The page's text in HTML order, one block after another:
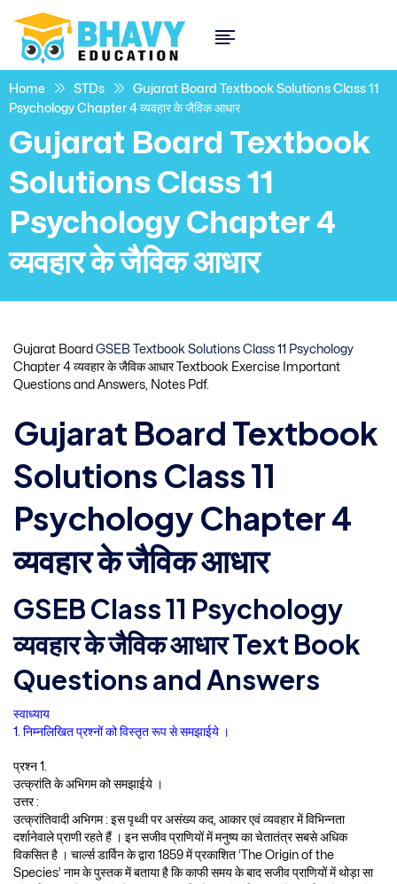
Home STDs
Gujarat Board Textbook Solutions Class 11
Psychology Chapter 4 व्यवहार के जैविक आधार
Gujarat Board Textbook
Solutions Class 11
Psychology Chapter 4
व्यवहार के जैविक आधार
Gujarat Board GSEB Textbook Solutions Class 11 Psychology
Chapter 4 व्यवहार के जैविक आधार Textbook Exercise Important
Questions and Answers, Notes Pdf.
Gujarat Board Textbook
Solutions Class 11
Psychology Chapter 4
व्यवहार के जैविक आधार
GSEB Class 11 Psychology
व्यवहार के जैविक आधार Text Book
Questions and Answers
स्वाध्याय
1. निम्नलिखित प्रश्नों को विस्तृत रूप से समझाईये ।
प्रश्न 1.
उत्क्रांति के अभिगम को समझाईये ।
उत्तर :
उत्क्रांतिवादी अभिगम : इस पृथ्वी पर असंख्य कद, आकार एवं व्यवहार में विभिन्नता
दर्शानेवाले प्राणी रहते हैं । इन सजीव प्राणियों में मनुष्य का चेतातंत्र सबसे अधिक
विकसित है । चार्ल्स डार्विन के द्वारा 1859 में प्रकाशित ‘The Origin of the
Species’ नाम के पुस्तक में बताया है कि काफी समय के बाद सजीव प्राणियों में थोड़ा सा